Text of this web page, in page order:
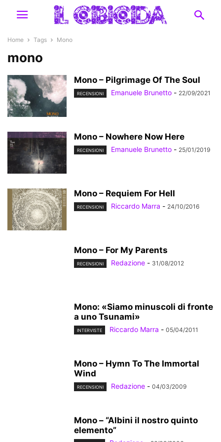
Home Tags Mono
mono
Mono – Pilgrimage Of The Soul
RECENSIONI Emanuele Brunetto - 22/09/2021
Mono – Nowhere Now Here
RECENSIONI Emanuele Brunetto - 25/01/2019
Mono – Requiem For Hell
RECENSIONI Riccardo Marra - 24/10/2016
Mono – For My Parents
RECENSIONI Redazione - 31/08/2012
Mono: «Siamo minuscoli di fronte
a uno Tsunami»
INTERVISTE Riccardo Marra - 05/04/2011
Mono – Hymn To The Immortal
Wind
RECENSIONI Redazione - 04/03/2009
Mono – “Albini il nostro quinto
elemento”